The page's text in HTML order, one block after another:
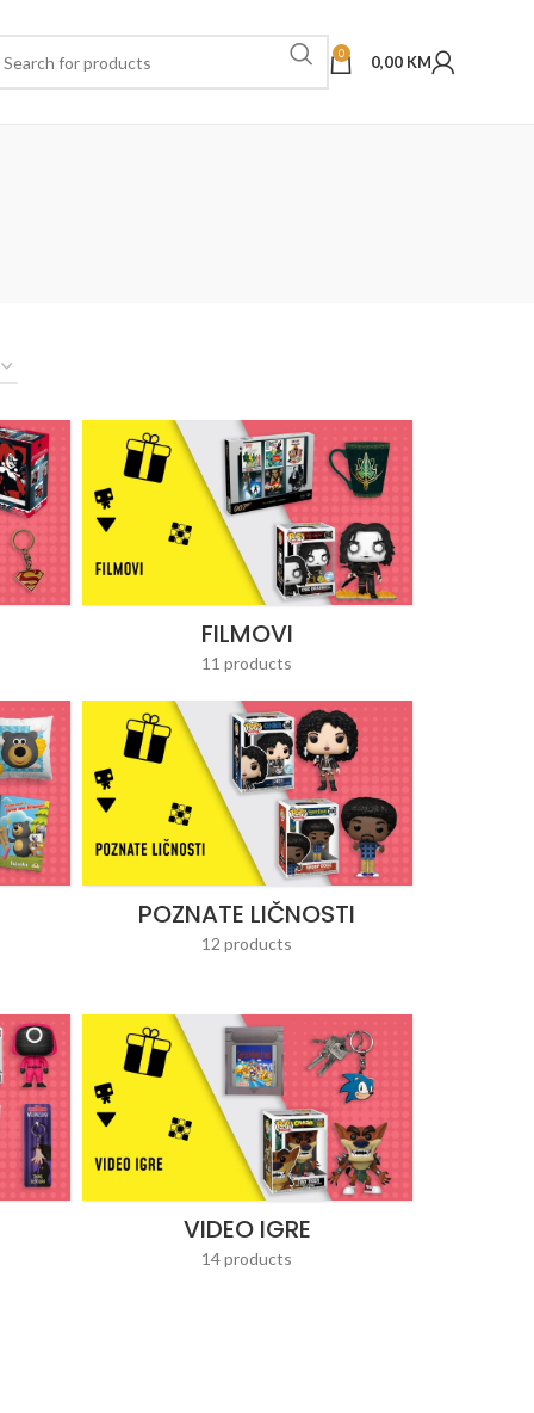
0 0,00 KM
FILMOVI
11 products
POZNATE LIČNOSTI
12 products
VIDEO IGRE
14 products